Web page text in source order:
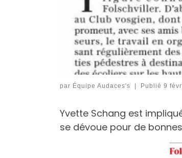
par Équipe Audaces's Publié 9
Yvette Schang est
se dévoue pour de